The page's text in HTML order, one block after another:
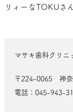
リィーなTOKUさ
マサキ歯科クリニ
〒224-0065 神奈
電話：045-943-